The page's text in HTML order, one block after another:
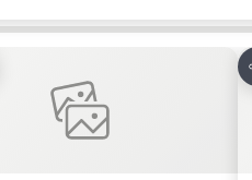
hinzufügen